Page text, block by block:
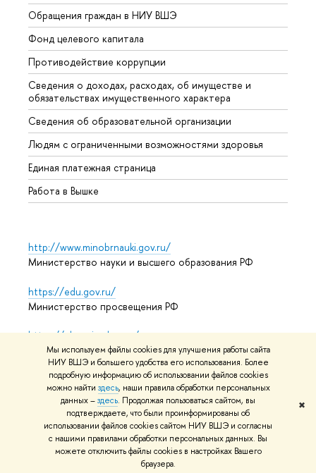
Мы используем файлы cookies для улучшения работы сайта
НИУ ВШЭ и большего удобства его использования. Более
подробную информацию об использовании файлов cookies
можно найти здесь, наши правила обработки персональных
данных –здесь. Продолжая пользоваться сайтом, вы
подтверждаете, что были проинформированы об
использовании файлов cookies сайтом НИУ ВШЭ и согласны
с нашими правилами обработки персональных данных. Вы
можете отключить файлы cookies в настройках Вашего
браузера.
✖
Обращения граждан в НИУ ВШЭ
Фонд целевого капитала
Противодействие коррупции
Сведения о доходах, расходах, об имуществе и
обязательствах имущественного характера
Сведения об образовательной организации
Людям с ограниченными возможностями здоровья
Единая платежная страница
Работа в Вышке
http://www.minobrnauki.gov.ru/
Министерство науки и высшего образования РФ
https://edu.gov.ru/
Министерство просвещения РФ
https://elearning.hse.ru/mooc
Массовые открытые онлайн-курсы
© НИУ ВШЭ 1993–2026 Адреса и контактыУсловия
использования материаловПолитика конфиденциальности
Карта сайта
Редактору